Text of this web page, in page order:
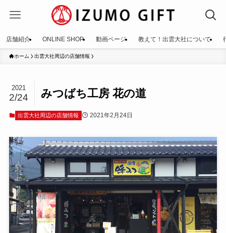
店舗紹介 ONLINE SHOP 動画ページ 教えて！出雲大社について
ホーム 出雲大社周辺の店舗情報
みつばち工房 花の道
2021
2/24
出雲大社周辺の店舗情報 2021年2月24日